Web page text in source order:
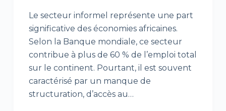
Le secteur informel représente une part
significative des économies africaines.
Selon la Banque mondiale, ce secteur
contribue à plus de 60 % de l’emploi total
sur le continent. Pourtant, il est souvent
caractérisé par un manque de
structuration, d’accès au…